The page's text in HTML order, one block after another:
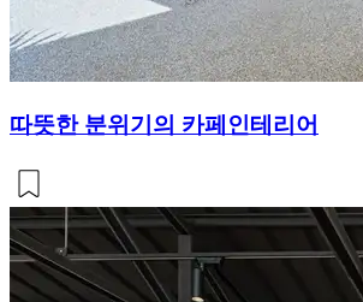
따뜻한 분위기의 카페인테리어